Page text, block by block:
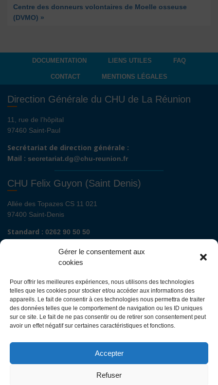
Gérer le consentement aux
cookies
Pour offrir les meilleures expériences, nous utilisons des technologies
telles que les cookies pour stocker et/ou accéder aux informations des
appareils. Le fait de consentir à ces technologies nous permettra de traiter
des données telles que le comportement de navigation ou les ID uniques
sur ce site. Le fait de ne pas consentir ou de retirer son consentement peut
avoir un effet négatif sur certaines caractéristiques et fonctions.
Accepter
Refuser
Centre des donneurs volontaires de Moelle osseuse
(DVMO) »
DOCUMENTATION LIENS UTILES FAQ
CONTACT MENTIONS LÉGALES
Direction Générale du CHU de La Réunion
11, rue de l’hôpital
97460 Saint-Paul
Secrétariat de direction générale :
Mail : secretariat.dg@chu-reunion.fr
CHU Felix Guyon (Saint Denis)
Allée des Topazes CS 11 021
97400 Saint-Denis
Standard : 0262 90 50 50
Renseignements admissions :
Secrétariat de direction de site :
direction.fguyon@chu-reunion.fr
CHU de La Réunion sites Sud (Saint-Pierre
- St Joseph - Le Tampon - St Louis - Cilaos)
Avenue François Mitterrand
BP 350
97448 Saint-Pierre Cedex
Secrétariat de direction des sites :